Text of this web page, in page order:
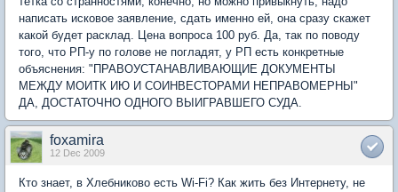
написать исковое заявление, сдать именно ей, она сразу скажет
какой будет расклад. Цена вопроса 100 руб. Да, так по поводу
того, что РП-у по голове не погладят, у РП есть конкретные
объяснения: "ПРАВОУСТАНАВЛИВАЮЩИЕ ДОКУМЕНТЫ
МЕЖДУ МОИТК ИЮ И СОИНВЕСТОРАМИ НЕПРАВОМЕРНЫ"
ДА, ДОСТАТОЧНО ОДНОГО ВЫИГРАВШЕГО СУДА.
foxamira
12 Dec 2009
Кто знает, в Хлебниково есть Wi-Fi? Как жить без Интернету, не